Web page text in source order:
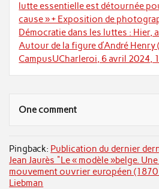
lutte essentielle est détournée
cause » + Exposition de
Démocratie dans les luttes : Hier,
Autour de la figure d’André
CampusUCharleroi, 6 avril 2024,
One comment
Pingback: Publication du dernier
Jean Jaurès "Le « modèle »belge.
mouvement ouvrier européen
Liebman